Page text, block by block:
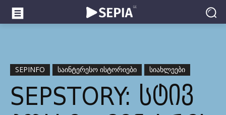
SEPINFO ᲡᲐᲘᲜᲢᲔᲠᲔᲡᲝ ᲘᲡᲢᲝᲠᲘᲔᲑᲘ ᲡᲘᲐᲮᲚᲔᲔᲑᲘ
SEPSTORY: ᲡᲢᲘᲕ